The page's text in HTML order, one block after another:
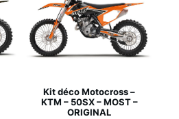
Kit déco Motocross –
KTM – 50SX – MOST –
ORIGINAL